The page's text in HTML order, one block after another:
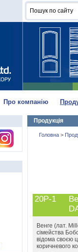
Про компанію
Продукція
Головна >
20P-1
Венге (лат.
сімейства
відома своєю
коричневого